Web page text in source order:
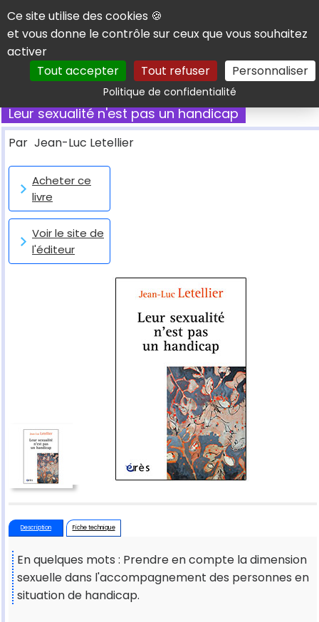
Panneau de gestion des cookies
Ce site utilise des cookies 🍪
et vous donne le contrôle sur ceux que vous souhaitez
activer
Tout accepter
Tout refuser Personnaliser
Politique de confidentialitéRechercher
Leur sexualité n'est pas un handicap
Par Jean-Luc Letellier
Acheter ce
livre
Voir le site de
l'éditeur
Description Fiche technique
En quelques mots : Prendre en compte la dimension
sexuelle dans l'accompagnement des personnes en
situation de handicap.